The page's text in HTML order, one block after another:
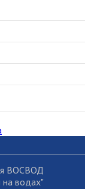
ВОСВОД
на водах"